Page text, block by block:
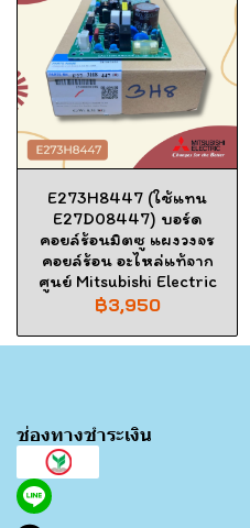
E273H8447 (ใช้แทน
E27D08447) บอร์ด
คอยล์ร้อนมิตซู แผงวงจร
คอยล์ร้อน อะไหล่แท้จาก
ศูนย์ Mitsubishi Electric
฿3,950
ช่องทางชำระเงิน